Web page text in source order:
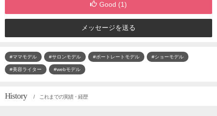
Good (1)
メッセージを送る
#ママモデル #サロンモデル #ポートレートモデル #ショーモデル
#美容ライター #webモデル
History / これまでの実績・経歴